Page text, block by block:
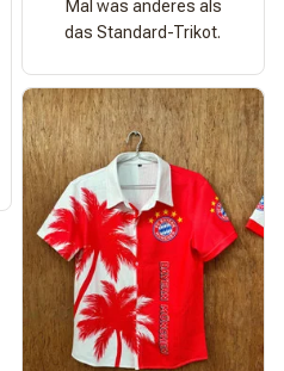
Mal was anderes als
das Standard-Trikot.